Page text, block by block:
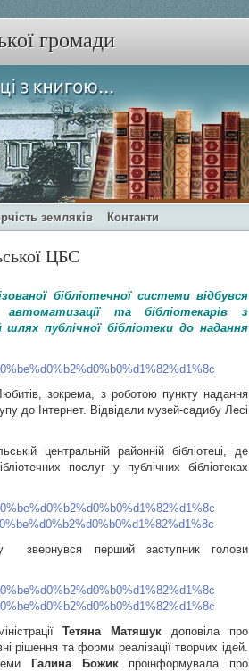
громади
земляків Контакти
ЦБС
бібліотечної системи відбувся
автоматизації та бібліотекарів з
публічної бібліотеки до надання
зокрема, з роботою пункту надання
до Інтернет. Відвідали музей-садибу Лесі
центральній районній бібліотеці, де
послуг у публічних бібліотеках
звернувся перший заступник голови
Тетяна Матяшук доповіла про
рішення та форми реалізації творчих ідей.
Галина Божикпроінформувала про